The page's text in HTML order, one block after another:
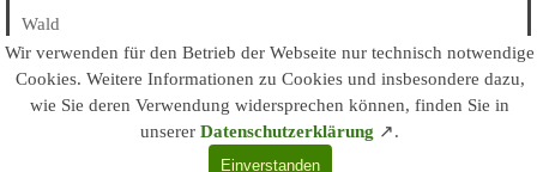
Wald
Alle Kategorien
© arboristk.de / kes • 2003 - 2026
Impressum/Kontakt•Datenschutz
Wir verwenden für den Betrieb der Webseite nur technisch notwendige
Cookies. Weitere Informationen zu Cookies und insbesondere dazu,
wie Sie deren Verwendung widersprechen können, finden Sie in
unserer Datenschutzerklärung ↗.
Einverstanden